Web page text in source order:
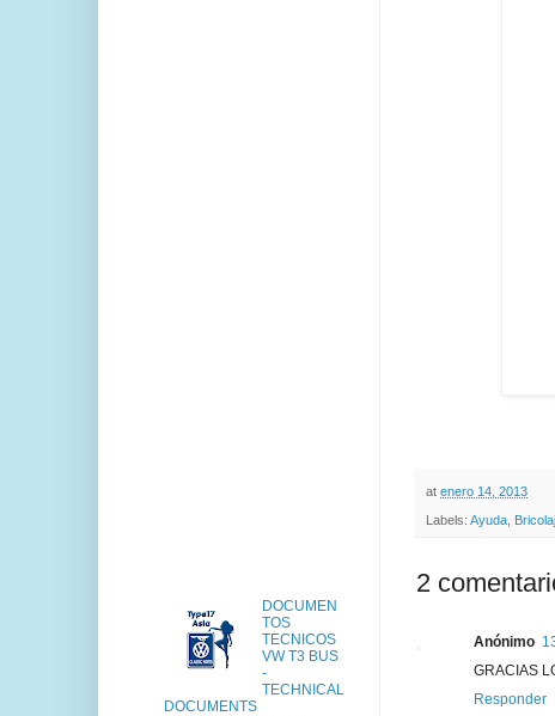
at enero 14, 2013
Labels: Ayuda,
2
Anónimo
GRACIAS
Responder
DOCUMEN
TOS
TECNICOS
VW T3 BUS
-
TECHNICAL
DOCUMENTS